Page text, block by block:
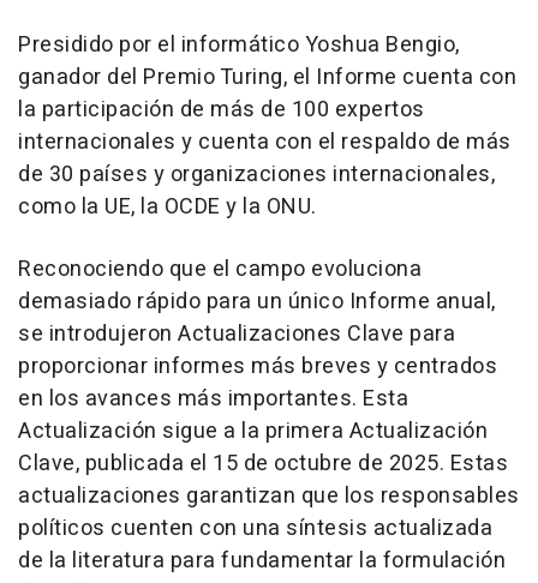
Presidido por el informáticoYoshua Bengio,
ganador del Premio Turing, el Informe cuenta con
la participación de más de 100 expertos
internacionales y cuenta con el respaldo de más
de 30 países y organizaciones internacionales,
como la UE, la OCDE y la ONU.
Reconociendo que el campo evoluciona
demasiado rápido para un único Informe anual,
se introdujeron Actualizaciones Clave para
proporcionar informes más breves y centrados
en los avances más importantes. Esta
Actualización sigue a la primera Actualización
Clave, publicada el 15 de octubre de 2025. Estas
actualizaciones garantizan que los responsables
políticos cuenten con una síntesis actualizada
de la literatura para fundamentar la formulación